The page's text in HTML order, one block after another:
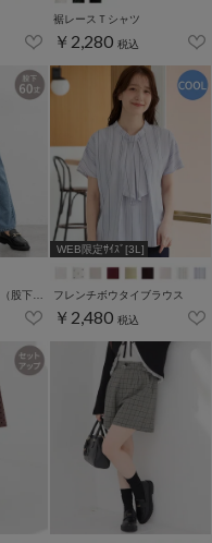
裾レースＴシャツ
￥2,280 税込
WEB限定ｻｲｽﾞ[3L]
フレンチボウタイブラウス
￥2,480 税込